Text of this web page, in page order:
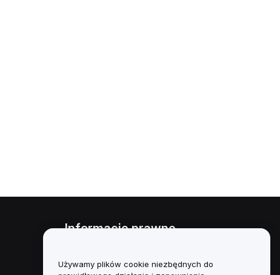
Informacje prawne
interesów
Używamy plików cookie niezbędnych do